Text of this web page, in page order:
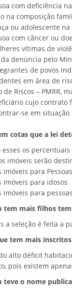
com deficiência
na composição
ou adolescente
com câncer ou
vítimas de
denúncia pelo
de povos
em área de
de Riscos – PMRR,
cujo
se em
cotas que a lei
esses os
imóveis serão
imóveis para
imóveis para idosos
imóveis para
tem mais filhos
a seleção é feita a
tem mais
alto déficit
pois existem
teve o nome